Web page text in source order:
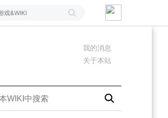
我的消息
关于本站